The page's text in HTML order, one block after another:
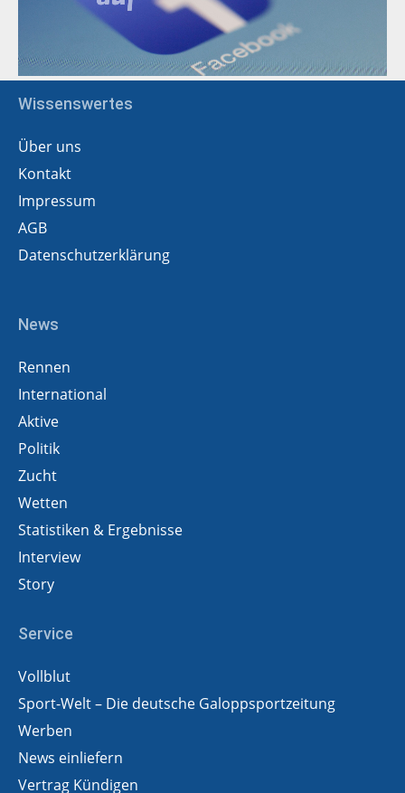
Wissenswertes
Über uns
Kontakt
Impressum
AGB
Datenschutzerklärung
News
Rennen
International
Aktive
Politik
Zucht
Wetten
Statistiken & Ergebnisse
Interview
Story
Service
Vollblut
Sport-Welt – Die deutsche Galoppsportzeitung
Werben
News einliefern
Vertrag Kündigen